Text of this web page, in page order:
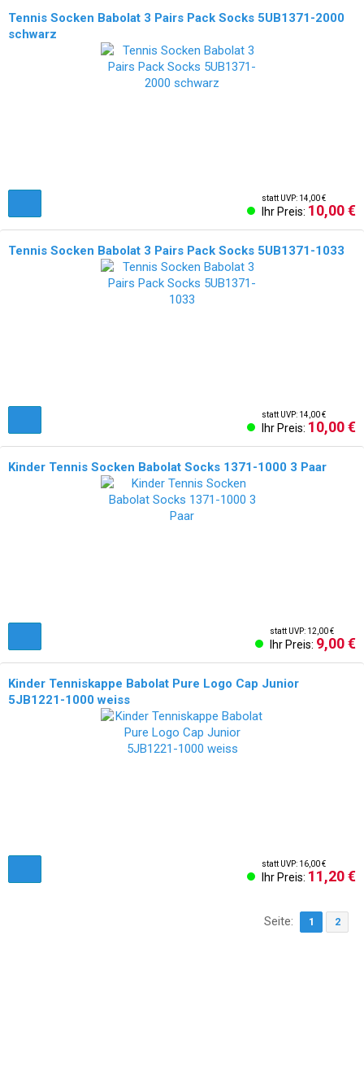
Tennis Socken Babolat 3 Pairs Pack Socks 5UB1371-2000
schwarz
statt UVP: 14,00 €
Ihr Preis: 10,00 €
Tennis Socken Babolat 3 Pairs Pack Socks 5UB1371-1033
statt UVP: 14,00 €
Ihr Preis: 10,00 €
Kinder Tennis Socken Babolat Socks 1371-1000 3 Paar
statt UVP: 12,00 €
Ihr Preis: 9,00 €
Kinder Tenniskappe Babolat Pure Logo Cap Junior
5JB1221-1000 weiss
statt UVP: 16,00 €
Ihr Preis: 11,20 €
Seite: 1 2